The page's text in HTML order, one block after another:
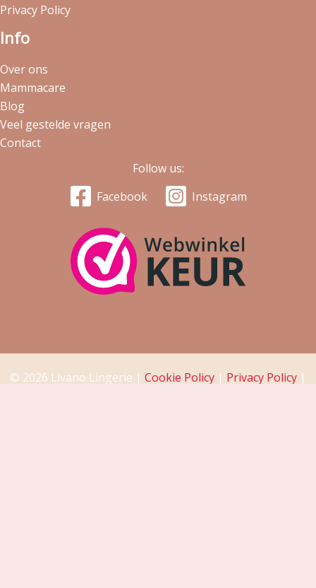
Privacy Policy
Info
Over ons
Mammacare
Blog
Veel gestelde vragen
Contact
Follow us:
Facebook
Instagram
© 2026 Livano Lingerie | Cookie Policy | Privacy Policy |